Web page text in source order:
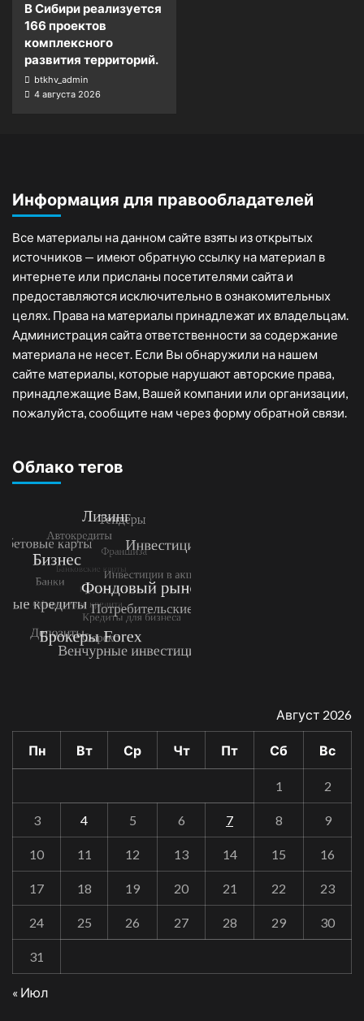
В Сибири реализуется
166 проектов
комплексного
развития территорий.
btkhv_admin
4 августа 2026
Информация для правообладателей
Все материалы на данном сайте взяты из открытых
источников — имеют обратную ссылку на материал в
интернете или присланы посетителями сайта и
предоставляются исключительно в ознакомительных
целях. Права на материалы принадлежат их владельцам.
Администрация сайта ответственности за содержание
материала не несет. Если Вы обнаружили на нашем
сайте материалы, которые нарушают авторские права,
принадлежащие Вам, Вашей компании или организации,
пожалуйста, сообщите нам через форму обратной связи.
Облако тегов
Август 2026
Пн Вт Ср Чт Пт Сб Вс
1 2
3 4 5 6 7 8 9
10 11 12 13 14 15 16
17 18 19 20 21 22 23
24 25 26 27 28 29 30
31
« Июл